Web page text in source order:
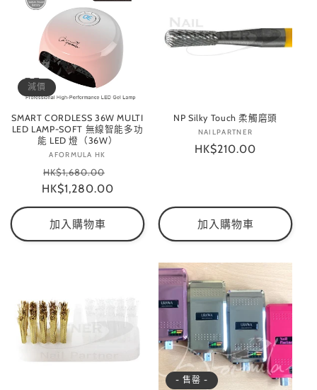
減價
SMART CORDLESS 36W MULTI
LED LAMP-SOFT 無線智能多功
能 LED 燈（36W）
廠
商：
AFORMULA HK
定
價
HK$1,680.00
價
HK$1,280.00
加入購物車
NP Silky Touch 柔觸磨頭
廠
商：
NAILPARTNER
定
HK$210.00
加入購物車
- 售罄 -